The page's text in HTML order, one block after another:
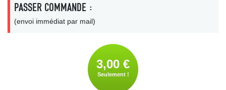
PASSER COMMANDE :
(envoi immédiat par mail)
3,00 €
Seulement !